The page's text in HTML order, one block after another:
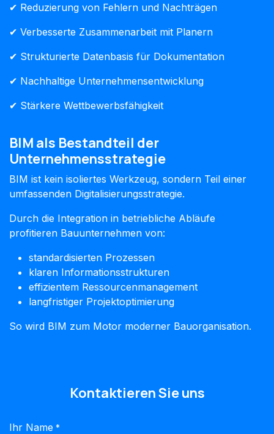
✔ Reduzierung von Fehlern und Nachträgen
✔ Verbesserte Zusammenarbeit mit Planern
✔ Strukturierte Datenbasis für Dokumentation
✔ Nachhaltige Unternehmensentwicklung
✔ Stärkere Wettbewerbsfähigkeit
BIM als Bestandteil der
Unternehmensstrategie
BIM ist kein isoliertes Werkzeug, sondern Teil einer
umfassenden Digitalisierungsstrategie.
Durch die Integration in betriebliche Abläufe
profitieren Bauunternehmen von:
standardisierten Prozessen
klaren Informationsstrukturen
effizientem Ressourcenmanagement
langfristiger Projektoptimierung
So wird BIM zum Motor moderner Bauorganisation.
Kontaktieren Sie uns
Ihr Name *